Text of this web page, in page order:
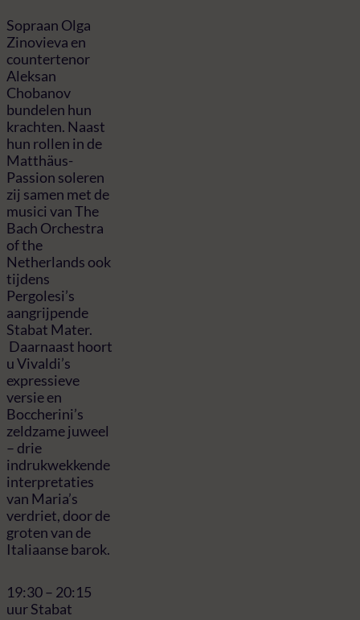
Sopraan Olga
Zinovieva en
countertenor
Aleksan
Chobanov
bundelen hun
krachten. Naast
hun rollen in de
Matthäus-
Passion soleren
zij samen met de
musici van The
Bach Orchestra
of the
Netherlands ook
tijdens
Pergolesi’s
aangrijpende
Stabat Mater.
Daarnaast hoort
u Vivaldi’s
expressieve
versie en
Boccherini’s
zeldzame juweel
– drie
indrukwekkende
interpretaties
van Maria’s
verdriet, door de
groten van de
Italiaanse barok.
19:30 – 20:15
uur Stabat